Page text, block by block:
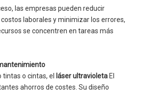
las empresas pueden reducir
laborales y minimizar los errores,
se concentren en tareas más
o cintas, el
láser ultravioleta El
ahorros de costes. Su diseño